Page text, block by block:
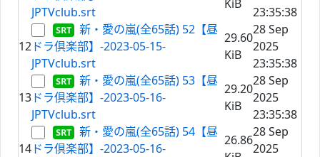
JPTVclub.srt
KiB
23:35:38
12
新・愛の嵐(全65話) 52【昼
ドラ倶楽部】-2023-05-15-
JPTVclub.srt
29.60
KiB
28 Sep
2025
23:35:38
13
新・愛の嵐(全65話) 53【昼
ドラ倶楽部】-2023-05-16-
JPTVclub.srt
29.20
KiB
28 Sep
2025
23:35:38
14
新・愛の嵐(全65話) 54【昼
ドラ倶楽部】-2023-05-16-
26.86
28 Sep
2025